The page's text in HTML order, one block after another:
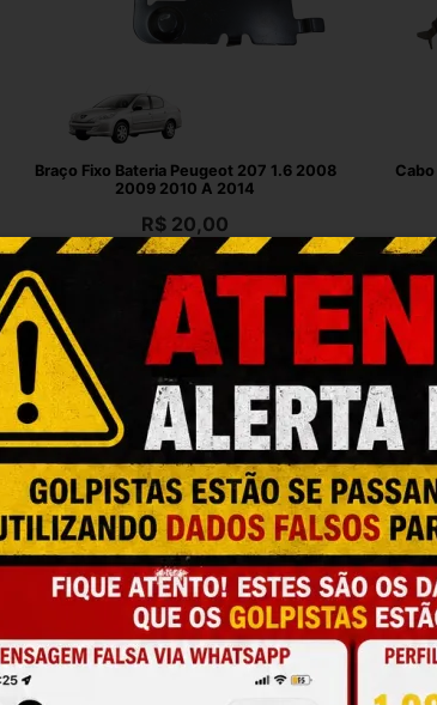
Braço Fixo Bateria Peugeot 207 1.6 2008
2009 2010 A 2014
R$ 20,00
Em até 12x de R$ 2,03 no cartão
Caixa Bateria Jac J3 10 A 15
3703902118070
Caixa